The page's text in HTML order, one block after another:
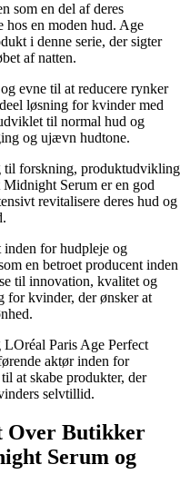
som en del af deres
hos en moden hud. Age
i denne serie, der sigter
af natten.
evne til at reducere rynker
løsning for kvinder med
til normal hud og
og ujævn hudtone.
til forskning, produktudvikling
Serum er en god
revitalisere deres hud og
inden for hudpleje og
en betroet producent inden
til innovation, kvalitet og
for kvinder, der ønsker at
Paris Age Perfect
aktør inden for
at skabe produkter, der
selvtillid.
Over Butikker
Serum og